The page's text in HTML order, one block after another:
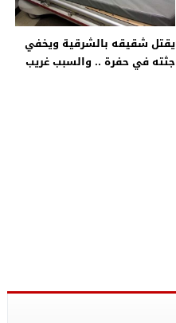
يقتل شقيقه بالشرقية ويخفي
جثته في حفرة .. والسبب غريب